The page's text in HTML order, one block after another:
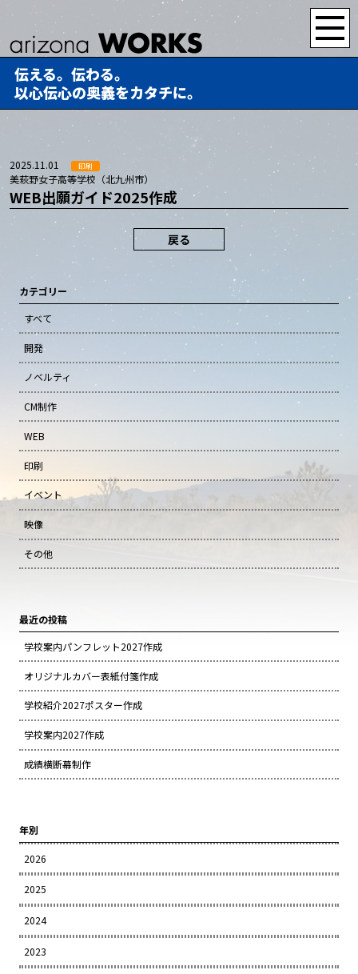
伝える。伝わる。
以心伝心の奥義をカタチに。
2025.11.01 印刷
美萩野女子高等学校（北九州市）
WEB出願ガイド2025作成
戻る
カテゴリー
すべて
開発
ノベルティ
CM制作
WEB
印刷
イベント
映像
その他
最近の投稿
学校案内パンフレット2027作成
オリジナルカバー表紙付箋作成
学校紹介2027ポスター作成
学校案内2027作成
成績横断幕制作
年別
2026
2025
2024
2023